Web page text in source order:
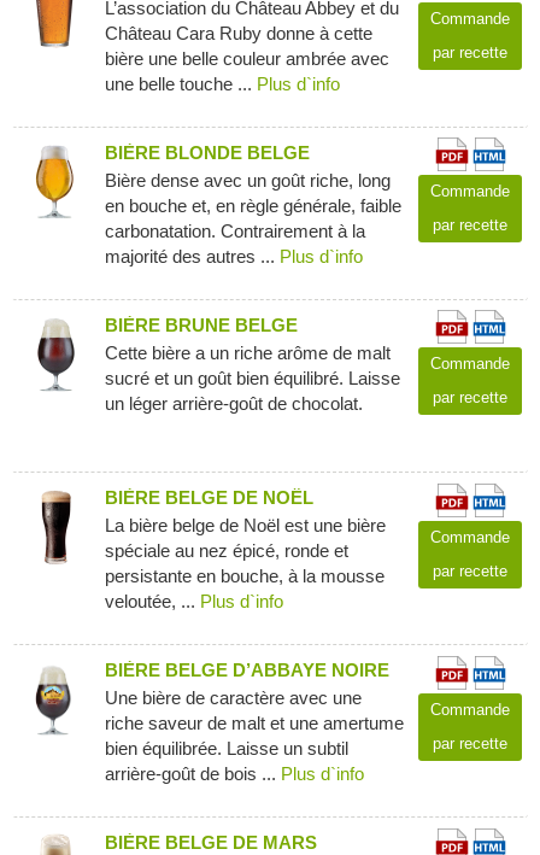
L’association du Château Abbey et du
Château Cara Ruby donne à cette
bière une belle couleur ambrée avec
une belle touche ... Plus d`info
Commande
par recette
BIÈRE BLONDE BELGE
Bière dense avec un goût riche, long
en bouche et, en règle générale, faible
carbonatation. Contrairement à la
majorité des autres ... Plus d`info
Commande
par recette
BIÈRE BRUNE BELGE
Cette bière a un riche arôme de malt
sucré et un goût bien équilibré. Laisse
un léger arrière-goût de chocolat.
Commande
par recette
BIÈRE BELGE DE NOËL
La bière belge de Noël est une bière
spéciale au nez épicé, ronde et
persistante en bouche, à la mousse
veloutée, ... Plus d`info
Commande
par recette
BIÈRE BELGE D’ABBAYE NOIRE
Une bière de caractère avec une
riche saveur de malt et une amertume
bien équilibrée. Laisse un subtil
arrière-goût de bois ... Plus d`info
Commande
par recette
BIÈRE BELGE DE MARS